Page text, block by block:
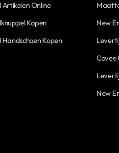
Artikelen Online
Kopen
Handschoen Kopen
New
Covee
New